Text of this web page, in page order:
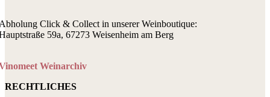
Click & Collect in unserer Weinboutique:
59a, 67273 Weisenheim am Berg
Weinarchiv
RECHTLICHES